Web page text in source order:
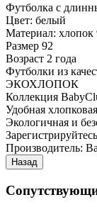
Футболка с
Цвет: белый
Материал: хлопок
Размер 92
Возраст 2 года
Футболки из
ЭКОХЛОПОК
Коллекция
Удобная
Экологичная и
Производитель: